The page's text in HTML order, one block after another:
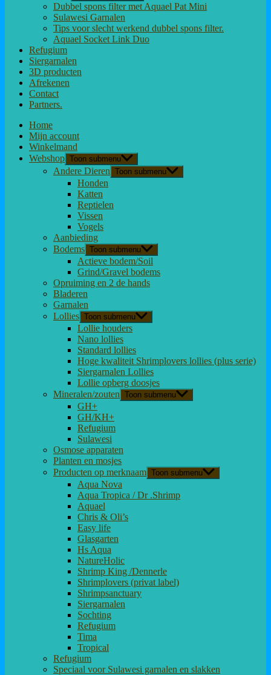
Dubbel spons filter met Aquael Pat Mini
Sulawesi Garnalen
Tips voor slecht werkend dubbel spons filter.
Aquael Socket Link Duo
Refugium
Siergarnalen
3D producten
Afrekenen
Contact
Partners.
Home
Mijn account
Winkelmand
Webshop Toon submenu
Andere Dieren Toon submenu
Honden
Katten
Reptielen
Vissen
Vogels
Aanbieding
Bodems Toon submenu
Actieve bodem/Soil
Grind/Gravel bodems
Opruiming en 2 de hands
Bladeren
Garnalen
Lollies Toon submenu
Lollie houders
Nano lollies
Standard lollies
Hoge kwaliteit Shrimplovers lollies (plus serie)
Siergarnalen Lollies
Lollie opberg doosjes
Mineralen/zouten Toon submenu
GH+
GH/KH+
Refugium
Sulawesi
Osmose apparaten
Planten en mosjes
Producten op merknaam Toon submenu
Aqua Nova
Aqua Tropica / Dr .Shrimp
Aquael
Chris & Oli’s
Easy life
Glasgarten
Hs Aqua
NatureHolic
Shrimp King /Dennerle
Shrimplovers (privat label)
Shrimpsanctuary
Siergarnalen
Sochting
Refugium
Tima
Tropical
Refugium
Speciaal voor Sulawesi garnalen en slakken